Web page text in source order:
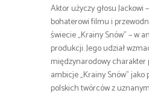
Aktor użyczy głosu Jackowi
bohaterowi filmu i
świecie „Krainy Snów” – w
produkcji. Jego udział
międzynarodowy charakter
ambicje „Krainy Snów”
polskich twórców z